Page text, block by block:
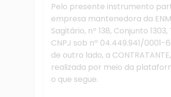
Pelo presente instrumento
empresa mantenedora da
Sagitário, nº 138, Conjunto
CNPJ sob nº 04.449.941/
de outro lado, a
realizada por meio da
o que segue.